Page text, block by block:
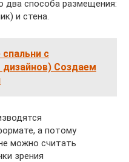
два способа размещения:
и стена.
с
Создаем
а потому
можно считать
зрения